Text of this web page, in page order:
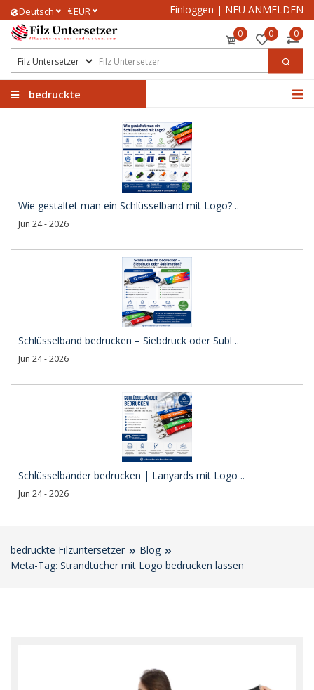
Deutsch €EUR Einloggen | NEU ANMELDEN
0 0 0
bedruckte
Wie gestaltet man ein Schlüsselband mit Logo? ..
Jun 24 - 2026
Schlüsselband bedrucken – Siebdruck oder Subl ..
Jun 24 - 2026
Schlüsselbänder bedrucken | Lanyards mit Logo ..
Jun 24 - 2026
bedruckte Filzuntersetzer
Blog
Meta-Tag: Strandtücher mit Logo bedrucken lassen